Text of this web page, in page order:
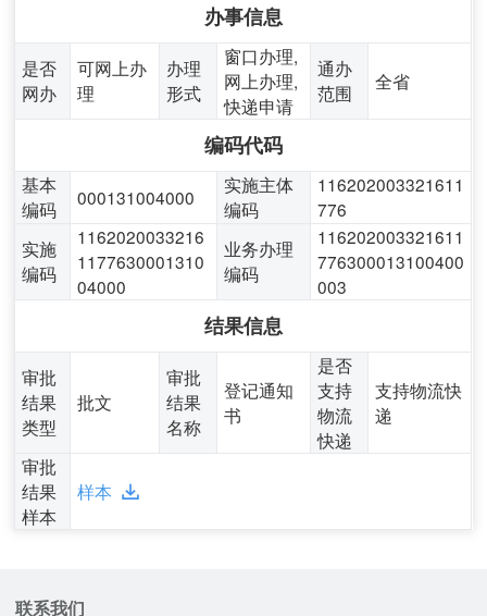
办事信息
是否
网办
可网上办
理
办理
形式
窗口办理,
网上办理,
快递申请
通办
范围
全省
编码代码
基本
编码
000131004000
实施主体
编码
116202003321611
776
实施
编码
1162020033216
1177630001310
04000
业务办理
编码
116202003321611
776300013100400
003
结果信息
审批
结果
类型
批文
审批
结果
名称
登记通知
书
是否
支持
物流
快递
支持物流快
递
审批
结果
样本
样本
联系我们